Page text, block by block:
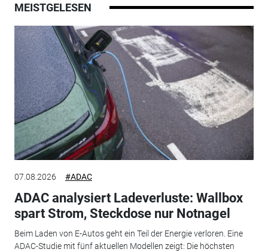
MEISTGELESEN
07.08.2026 #ADAC
ADAC analysiert Ladeverluste: Wallbox
spart Strom, Steckdose nur Notnagel
Beim Laden von E-Autos geht ein Teil der Energie verloren. Eine
ADAC-Studie mit fünf aktuellen Modellen zeigt: Die höchsten